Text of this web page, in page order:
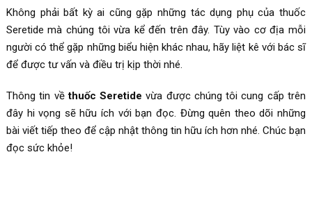
Không phải bất kỳ ai cũng gặp những tác dụng phụ của thuốc
Seretide mà chúng tôi vừa kể đến trên đây. Tùy vào cơ địa mỗi
người có thể gặp những biểu hiện khác nhau, hãy liệt kê với bác sĩ
để được tư vấn và điều trị kịp thời nhé.
Thông tin vềthuốc Seretide vừa được chúng tôi cung cấp trên
đây hi vọng sẽ hữu ích với bạn đọc. Đừng quên theo dõi những
bài viết tiếp theo để cập nhật thông tin hữu ích hơn nhé. Chúc bạn
đọc sức khỏe!